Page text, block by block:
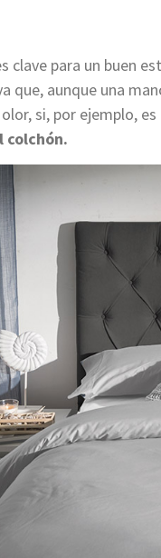
clave para un buen
que, aunque una
si, por ejemplo,
colchón.